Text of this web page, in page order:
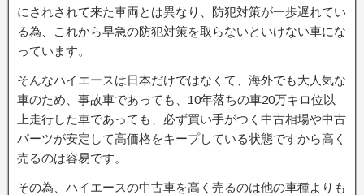
にされされて来た車両とは異なり、防犯対策が一歩遅れてい
る為、これから早急の防犯対策を取らないといけない車にな
っています。
そんなハイエースは日本だけではなくて、海外でも大人気な
車のため、事故車であっても、10年落ちの車20万キロ位以
上走行した車であっても、必ず買い手がつく中古相場や中古
パーツが安定して高価格をキープしている状態ですから高く
売るのは容易です。
その為、ハイエースの中古車を高く売るのは他の車種よりも